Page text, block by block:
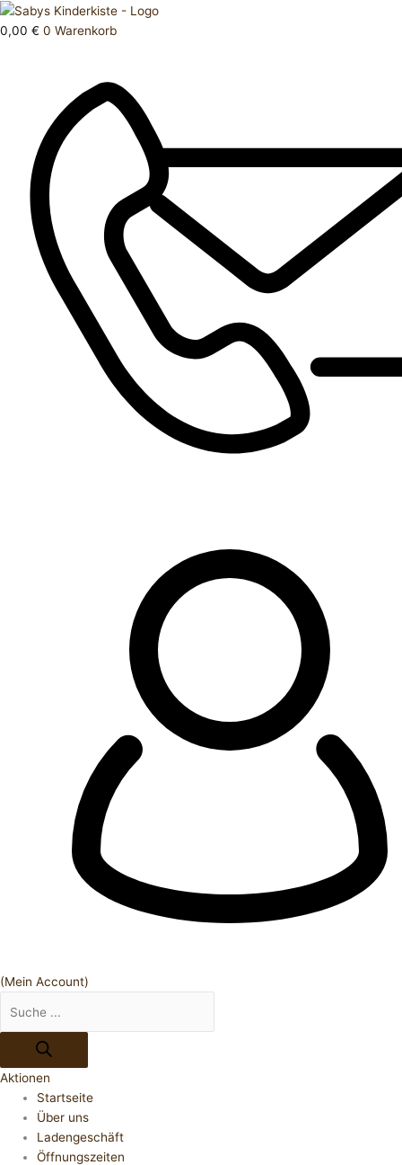
Zum
Inhalt
0,00 € 0 Warenkorb
(Mein Account)
Products
search
Aktionen
Startseite
Über uns
Ladengeschäft
Öffnungszeiten
Oberteil
134